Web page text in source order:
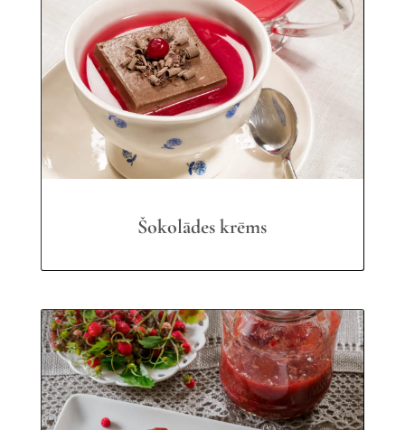
Šokolādes krēms